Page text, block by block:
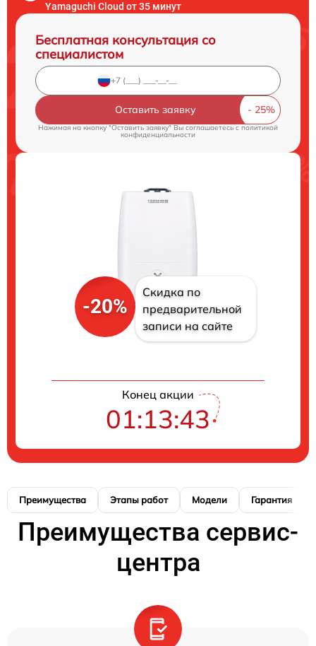
Yamaguchi Cloud от 35 минут
Бесплатная консультация со
специалистом
Оставить заявку
Нажимая на кнопку "Оставить заявку" Вы соглашаетесь cполитикой
конфиденциальности
-20%
Скидка по
предварительной
записи на сайте
Конец акции
01:13:42
Преимущества Этапы работ Модели Гарантия
Преимущества сервис-
центра